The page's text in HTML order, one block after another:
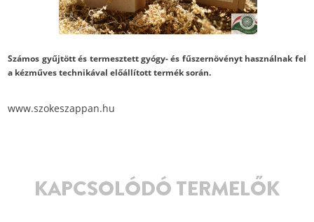
Számos gyűjtött és termesztett gyógy- és fűszernövényt használnak fel
a kézműves technikával előállított termék során.
www.szokeszappan.hu
KAPCSOLÓDÓ TERMELŐK